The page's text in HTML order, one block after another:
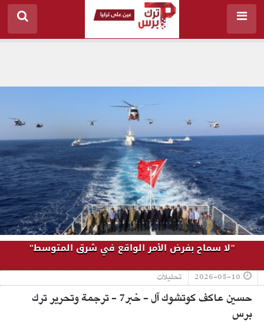
"لا سماح بفرض الأمر الواقع في شرق المتوسط"
2026-05-10 تحليلات
حسين عاكف كوتشوك آل - خبر7 - ترجمة وتحرير ترك
برس